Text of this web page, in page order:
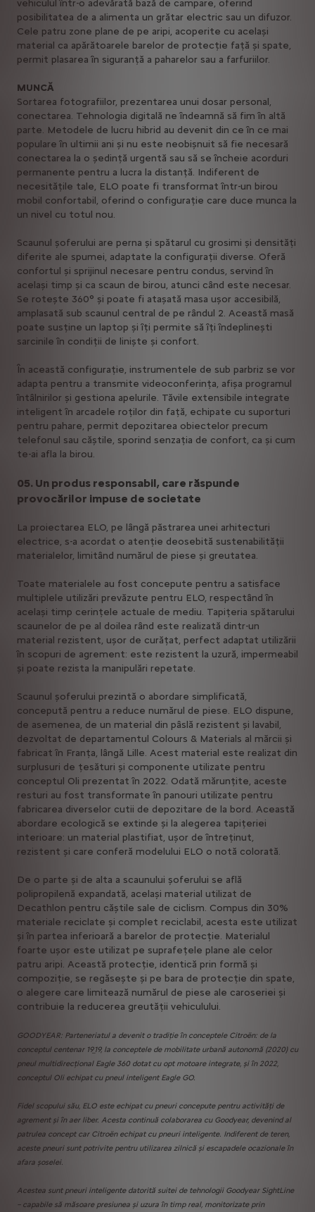
vehiculul într-o adevărată bază de campare, oferind
posibilitatea de a alimenta un grătar electric sau un difuzor.
Cele patru zone plane de pe aripi, acoperite cu același
material ca apărătoarele barelor de protecție față și spate,
permit plasarea în siguranță a paharelor sau a farfuriilor.
MUNCĂ
Sortarea fotografiilor, prezentarea unui dosar personal,
conectarea. Tehnologia digitală ne îndeamnă să fim în altă
parte. Metodele de lucru hibrid au devenit din ce în ce mai
populare în ultimii ani și nu este neobișnuit să fie necesară
conectarea la o ședință urgentă sau să se încheie acorduri
permanente pentru a lucra la distanță. Indiferent de
necesitățile tale, ELO poate fi transformat într-un birou
mobil confortabil, oferind o configurație care duce munca la
un nivel cu totul nou.
Scaunul șoferului are perna și spătarul cu grosimi și densități
diferite ale spumei, adaptate la configurații diverse. Oferă
confortul și sprijinul necesare pentru condus, servind în
același timp și ca scaun de birou, atunci când este necesar.
Se rotește 360° și poate fi atașată masa ușor accesibilă,
amplasată sub scaunul central de pe rândul 2. Această masă
poate susține un laptop și îți permite să îți îndeplinești
sarcinile în condiții de liniște și confort.
În această configurație, instrumentele de sub parbriz se vor
adapta pentru a transmite videoconferința, afișa programul
întâlnirilor și gestiona apelurile. Tăvile extensibile integrate
inteligent în arcadele roților din față, echipate cu suporturi
pentru pahare, permit depozitarea obiectelor precum
telefonul sau căștile, sporind senzația de confort, ca și cum
te-ai afla la birou.
05. Un produs responsabil, care răspunde
provocărilor impuse de societate
La proiectarea ELO, pe lângă păstrarea unei arhitecturi
electrice, s-a acordat o atenție deosebită sustenabilității
materialelor, limitând numărul de piese și greutatea.
Toate materialele au fost concepute pentru a satisface
multiplele utilizări prevăzute pentru ELO, respectând în
același timp cerințele actuale de mediu. Tapițeria spătarului
scaunelor de pe al doilea rând este realizată dintr-un
material rezistent, ușor de curățat, perfect adaptat utilizării
în scopuri de agrement: este rezistent la uzură, impermeabil
și poate rezista la manipulări repetate.
Scaunul șoferului prezintă o abordare simplificată,
concepută pentru a reduce numărul de piese. ELO dispune,
de asemenea, de un material din pâslă rezistent și lavabil,
dezvoltat de departamentul Colours & Materials al mărcii și
fabricat în Franța, lângă Lille. Acest material este realizat din
surplusuri de țesături și componente utilizate pentru
conceptul Oli prezentat în 2022. Odată mărunțite, aceste
resturi au fost transformate în panouri utilizate pentru
fabricarea diverselor cutii de depozitare de la bord. Această
abordare ecologică se extinde și la alegerea tapițeriei
interioare: un material plastifiat, ușor de întreținut,
rezistent și care conferă modelului ELO o notă colorată.
De o parte și de alta a scaunului șoferului se află
polipropilenă expandată, același material utilizat de
Decathlon pentru căștile sale de ciclism. Compus din 30%
materiale reciclate și complet reciclabil, acesta este utilizat
și în partea inferioară a barelor de protecție. Materialul
foarte ușor este utilizat pe suprafețele plane ale celor
patru aripi. Această protecție, identică prin formă și
compoziție, se regăsește și pe bara de protecție din spate,
o alegere care limitează numărul de piese ale caroseriei și
contribuie la reducerea greutății vehiculului.
GOODYEAR: Parteneriatul a devenit o tradiție în conceptele Citroën: de la
conceptul centenar 19_19, la conceptele de mobilitate urbană autonomă (2020) cu
pneul multidirecțional Eagle 360 dotat cu opt motoare integrate, și în 2022,
conceptul Oli echipat cu pneul inteligent Eagle GO.
Fidel scopului său, ELO este echipat cu pneuri concepute pentru activități de
agrement și în aer liber. Acesta continuă colaborarea cu Goodyear, devenind al
patrulea concept car Citroën echipat cu pneuri inteligente. Indiferent de teren,
aceste pneuri sunt potrivite pentru utilizarea zilnică și escapadele ocazionale în
afara șoselei.
Acestea sunt pneuri inteligente datorită suitei de tehnologii Goodyear SightLine
– capabile să măsoare presiunea și uzura în timp real, monitorizate prin